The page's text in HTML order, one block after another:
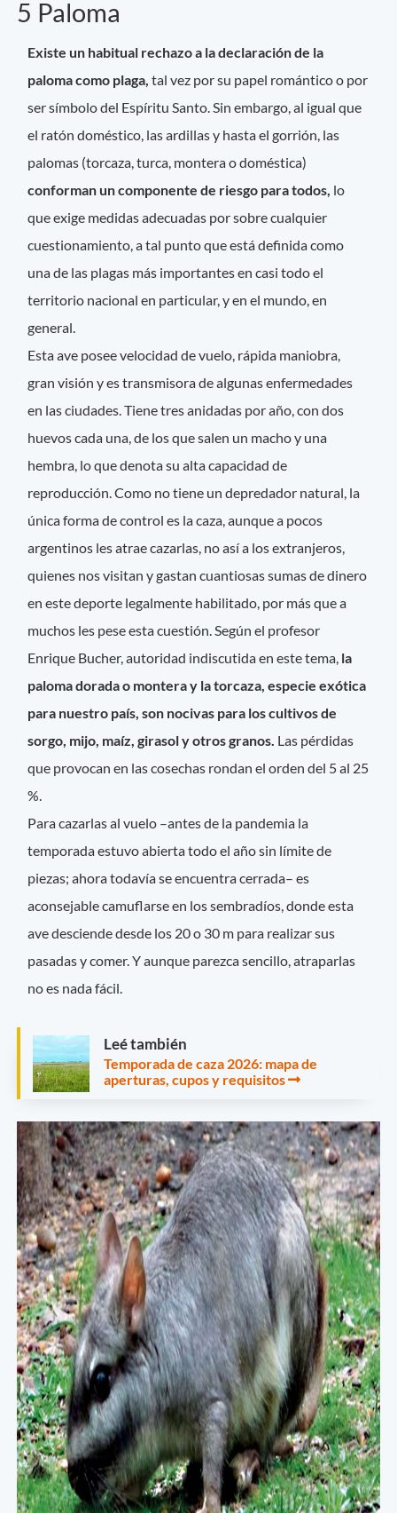
5 Paloma
Existe un habitual rechazo a la declaración de la
paloma como plaga, tal vez por su papel romántico o por
ser símbolo del Espíritu Santo. Sin embargo, al igual que
el ratón doméstico, las ardillas y hasta el gorrión, las
palomas (torcaza, turca, montera o doméstica)
conforman un componente de riesgo para todos, lo
que exige medidas adecuadas por sobre cualquier
cuestionamiento, a tal punto que está definida como
una de las plagas más importantes en casi todo el
territorio nacional en particular, y en el mundo, en
general.
Esta ave posee velocidad de vuelo, rápida maniobra,
gran visión y es transmisora de algunas enfermedades
en las ciudades. Tiene tres anidadas por año, con dos
huevos cada una, de los que salen un macho y una
hembra, lo que denota su alta capacidad de
reproducción. Como no tiene un depredador natural, la
única forma de control es la caza, aunque a pocos
argentinos les atrae cazarlas, no así a los extranjeros,
quienes nos visitan y gastan cuantiosas sumas de dinero
en este deporte legalmente habilitado, por más que a
muchos les pese esta cuestión. Según el profesor
Enrique Bucher, autoridad indiscutida en este tema, la
paloma dorada o montera y la torcaza, especie exótica
para nuestro país, son nocivas para los cultivos de
sorgo, mijo, maíz, girasol y otros granos. Las pérdidas
que provocan en las cosechas rondan el orden del 5 al 25
%.
Para cazarlas al vuelo –antes de la pandemia la
temporada estuvo abierta todo el año sin límite de
piezas; ahora todavía se encuentra cerrada– es
aconsejable camuflarse en los sembradíos, donde esta
ave desciende desde los 20 o 30 m para realizar sus
pasadas y comer. Y aunque parezca sencillo, atraparlas
no es nada fácil.
Leé también
Temporada de caza 2026: mapa de
aperturas, cupos y requisitos